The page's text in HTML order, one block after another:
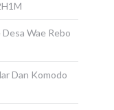
Wae Rebo
Dan Komodo